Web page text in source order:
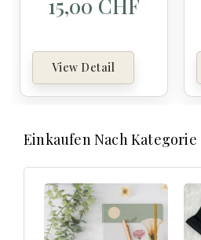
15,00 CHF
View Detail
Einkaufen Nach Kategorie